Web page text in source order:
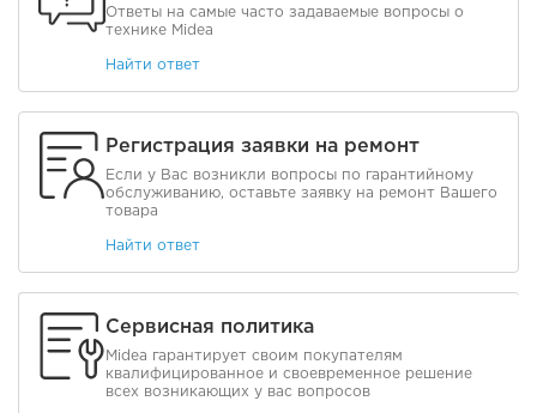
Ответы на самые часто задаваемые вопросы о
технике Midea
Найти ответ
Регистрация заявки на ремонт
Если у Вас возникли вопросы по гарантийному
обслуживанию, оставьте заявку на ремонт Вашего
товара
Найти ответ
Сервисная политика
Midea гарантирует своим покупателям
квалифицированное и своевременное решение
всех возникающих у вас вопросов